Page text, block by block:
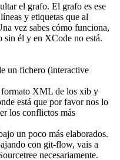
el grafo. El grafo es ese
y etiquetas que al
vez sabes cómo funciona,
sin él y en XCode no está.
un fichero (interactive
formato XML de los xib y
está que por favor nos lo
los conflictos más
un poco más elaborados.
con git-flow, vais a
necesariamente.